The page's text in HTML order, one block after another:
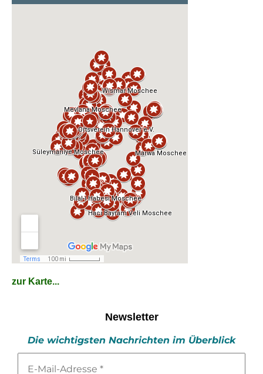
zur Karte...
Newsletter
Die wichtigsten Nachrichten im Überblick
Mail-